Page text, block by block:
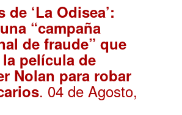
de ‘La Odisea’:
“campaña
de fraude” que
película de
Nolan para robar
. 04 de Agosto,